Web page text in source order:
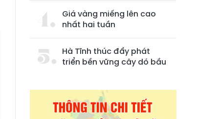
Giá vàng miếng lên cao
nhất hai tuần
Hà Tĩnh thúc đẩy phát
triển bền vững cây dó bầu